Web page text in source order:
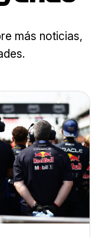
más noticias,